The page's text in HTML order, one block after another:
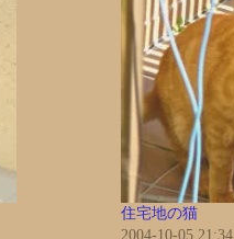
住宅地の猫
2004-10-05 21:34